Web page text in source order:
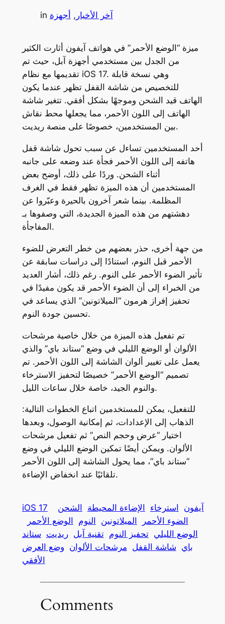
in آخر الأخبار , أجهزة
ميزة “الوضع الأحمر” في هواتف آيفون أثارت الكثير
من الجدل بين مستخدمي أجهزة آبل، حيث تم
تقديمها مع نظام iOS 17. وهي نسخة قابلة
للتخصيص من شاشة القفل تظهر عندما يكون
الهاتف قيد الشحن وموجهًا بشكل أفقي. تتغير شاشة
الهاتف إلى اللون الأحمر، مما يجعلها محط نقاش
بين المستخدمين، خصوصًا على منصة ريديت.
أحد المستخدمين تساءل عن سبب تحول شاشة قفل
هاتفه إلى اللون الأحمر فجأة عند وضعه على جانبه
أثناء الشحن. وردًا على ذلك، أوضح بعض
المستخدمين أن هذه الميزة تظهر فقط في الغرف
المظلمة. بينما شعر آخرون بالحيرة وعبّروا عن
دهشتهم من هذه الميزة الجديدة، التي وصفوها بـ
المفاجأة.
من جهة أخرى، حذر بعضهم من خطر التعرض للضوء
الأحمر قبل النوم، استنادًا إلى دراسات سابقة عن
تأثير الضوء الأحمر على النوم. رغم ذلك، أشار العديد
من الخبراء إلى أن الضوء الأحمر قد يكون مفيدًا في
تحفيز إفراز هرمون “الميلاتونين” الذي يساعد في
تحسين جودة النوم.
تم تفعيل هذه الميزة من خلال خاصية مرشحات
الألوان أو الوضع الليلي في وضع “ستاند باي” والذي
يعمل على تغيير ألوان الشاشة إلى اللون الأحمر. تم
تصميم “الوضع الأحمر” خصيصًا لتحفيز الاسترخاء
والنوم الجيد، خاصة خلال ساعات الليل.
للتفعيل، يمكن للمستخدمين اتباع الخطوات التالية:
الذهاب إلى الإعدادات، ثم إمكانية الوصول، وبعدها
اختيار “عرض وحجم النص” ثم تفعيل مرشحات
الألوان. ويمكن أيضًا تمكين الوضع الليلي في وضع
“ستاند باي”، مما يحول الشاشة إلى اللون الأحمر
تلقائيًا عند انخفاض الإضاءة.
iOS 17 آيفون استرخاء الإضاءة المحيطة الشحن
الضوء الأحمر
الميلاتونين النوم الوضع الأحمر
الوضع الليلي تحفيز النوم تقنية آبل ريديت ستاند
باي شاشة القفل مرشحات الألوان وضع العرض
الأفقي
Comments